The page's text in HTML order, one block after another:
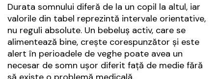
Durata somnului diferă de la un copil la altul, iar
valorile din tabel reprezintă intervale orientative,
nu reguli absolute. Un bebeluș activ, care se
alimentează bine, crește corespunzător și este
alert în perioadele de veghe poate avea un
necesar de somn ușor diferit față de medie fără